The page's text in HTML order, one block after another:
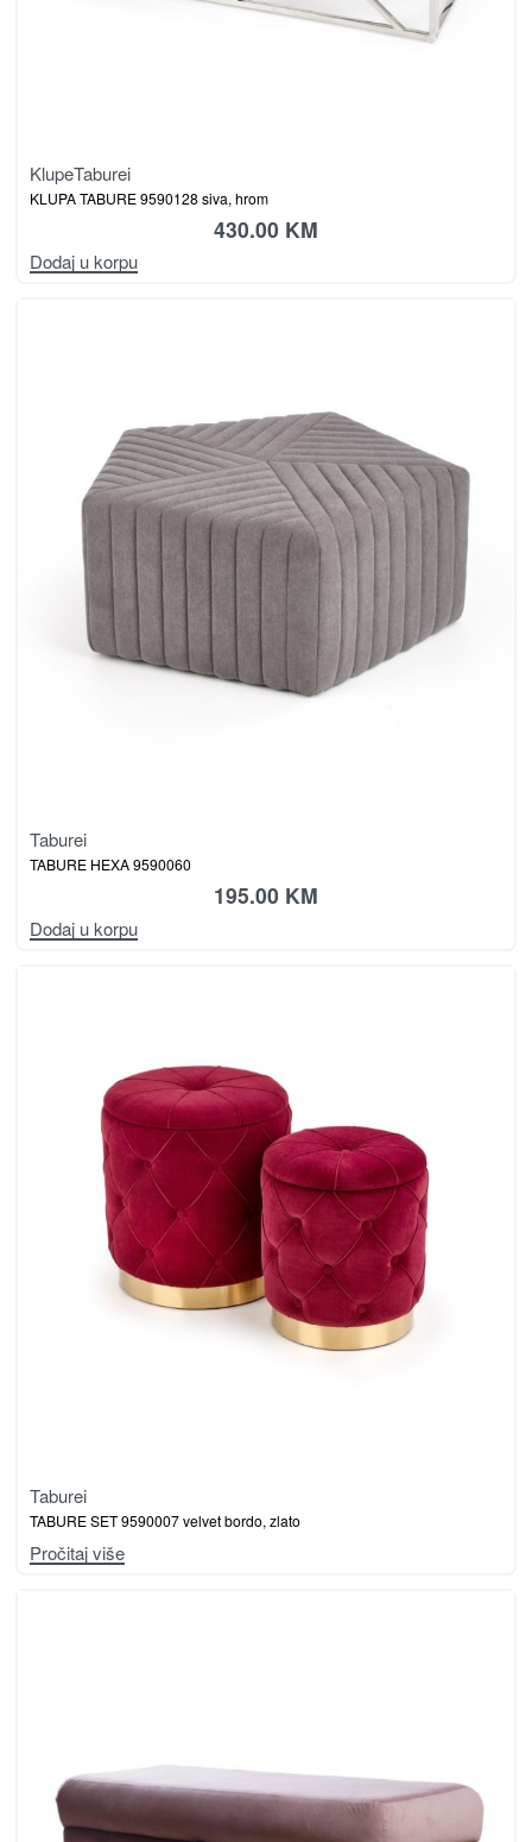
KlupeTaburei
KLUPA TABURE 9590128 siva, hrom
430.00 KM
Dodaj u korpu
Taburei
TABURE HEXA 9590060
195.00 KM
Dodaj u korpu
Taburei
TABURE SET 9590007 velvet bordo, zlato
Pročitaj više